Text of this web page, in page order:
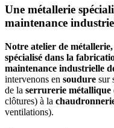
Une métallerie
maintenance
Notre atelier de
spécialisé dans la
maintenance industrielle
intervenons en soudure sur
de la serrurerie métallique
clôtures) à la
ventilations).